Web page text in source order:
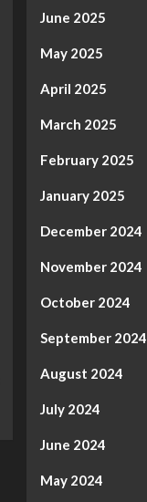
June 2025
May 2025
April 2025
March 2025
February 2025
January 2025
December 2024
November 2024
October 2024
September 2024
August 2024
July 2024
June 2024
May 2024